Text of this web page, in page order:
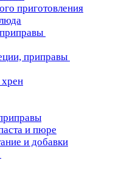
приготовления
приправы
и пюре
и добавки